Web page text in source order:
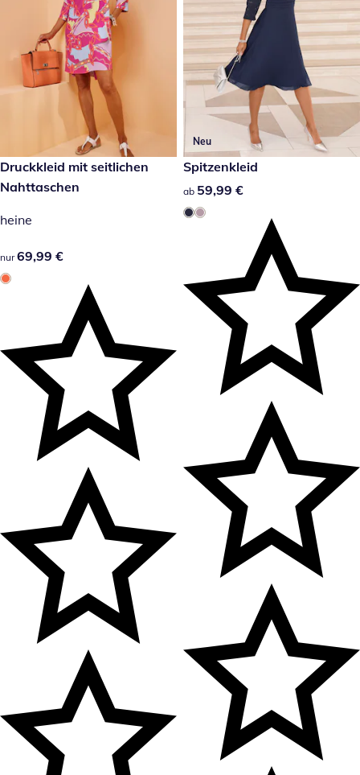
69,99 €
Druckkleid mit seitlichen
Nahttaschen
heine
69,99 €
nur 69,99 €
Neu
59,99 €
Spitzenkleid
59,99 €
ab 59,99 €